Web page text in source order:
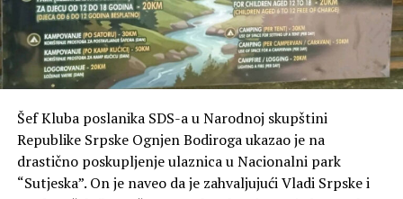
uvođenje transparentnog nadzora;
Hitnu pomoć poljoprivrednicimapogođenim
sušom i ulaganje u sisteme za navodnjavanje;
Donošenje kriznog planaza tržišne poremećaje
i zaštitu najugroženijih kategorija stanovništva.
Šef Kluba poslanika SDS-a u Narodnoj skupštini
Republike Srpske Ognjen Bodiroga ukazao je na
drastično poskupljenje ulaznica u Nacionalni park
“Sutjeska”. On je naveo da je zahvaljujući Vladi Srpske i